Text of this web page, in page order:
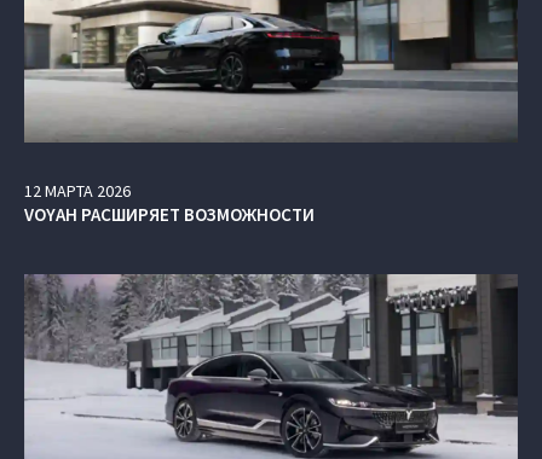
12МАРТА 2026
VOYAH РАСШИРЯЕТ ВОЗМОЖНОСТИ